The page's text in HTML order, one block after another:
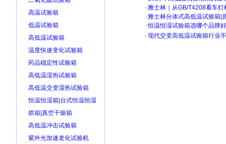
高温试验箱
低温试验箱
高低温试验箱
温度快速变化试验箱
药品稳定性试验箱
高低温湿热试验箱
高低温交变湿热试验箱
恒温恒湿箱|台式恒温恒湿
烘箱|真空干燥箱
高低温冲击试验箱
紫外光加速老化试验机
·雅士林｜从GB/T4208看车
·雅士林分体式高低温试验箱|
·恒温恒湿试验箱选哪个品牌
· 现代交变高低温试验箱行业